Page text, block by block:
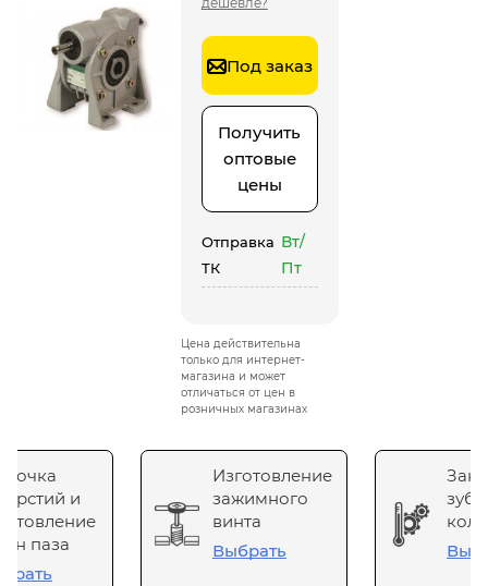
Под заказ
Получить
оптовые
цены
Отправка
ТК
Вт/
Пт
Цена действительна
только для интернет-
магазина и может
отличаться от цен в
розничных магазинах
и
паза
Изготовление
зажимного
винта
Выбрать